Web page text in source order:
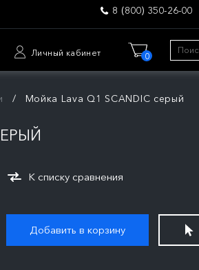
8 (800) 350-26-00
Личный кабинет 0
Мойка Lava Q1 SCANDIC серый
К списку сравнения
Добавить в корзину